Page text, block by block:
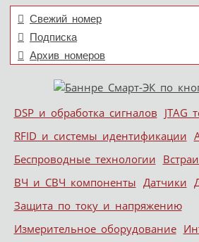
Свежий номер
Подписка
Архив номеров
Меню
Skip to content
DSP и обработка сигналов JTAG
RFID и системы идентификации
Беспроводные технологии
ВЧ и СВЧ компоненты Датчики
Защита по току и напряжению
Измерительное оборудование